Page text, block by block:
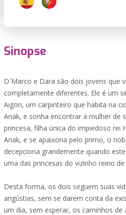
Sinopse
D´Marco e Dara são dois jovens que
completamente diferentes. Ele é um
Aigon, um carpinteiro que habita na
Anak, e sonha encontrar a mulher de
princesa, filha única do impiedoso rei
Anak, e se apaixona pelo primo, o
decepciona grandemente quando
uma das princesas do vizinho reino
Desta forma, os dois seguem suas
angústias, sem se darem conta da
um dia, sem esperar, os caminhos de